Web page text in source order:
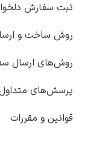
دلخواه
و ارسال
ارسال سفارشات
متداول
مقررات